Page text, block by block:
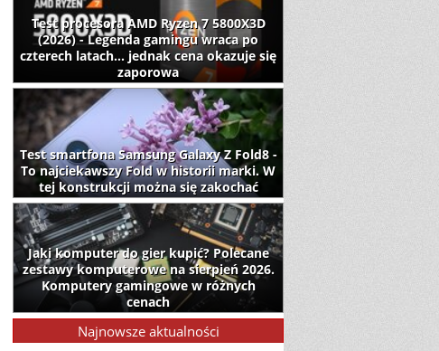
Test procesora AMD Ryzen 7 5800X3D
(2026) - Legenda gamingu wraca po
czterech latach... jednak cena okazuje się
zaporowa
Test smartfona Samsung Galaxy Z Fold8 -
To najciekawszy Fold w historii marki. W
tej konstrukcji można się zakochać
Jaki komputer do gier kupić? Polecane
zestawy komputerowe na sierpień 2026.
Komputery gamingowe w różnych
cenach
Najnowsze aktualności